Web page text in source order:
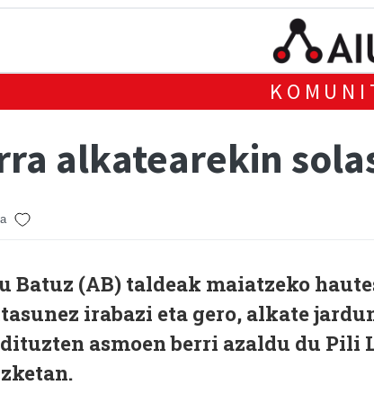
alkatearekin
Batuz (AB) taldeak maiatzeko
irabazi eta gero, alkate
asmoen berri azaldu du Pili